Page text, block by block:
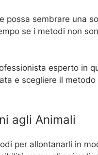
possa sembrare una
se i metodi non
esperto in
e scegliere il
agli Animali
per allontanarli in